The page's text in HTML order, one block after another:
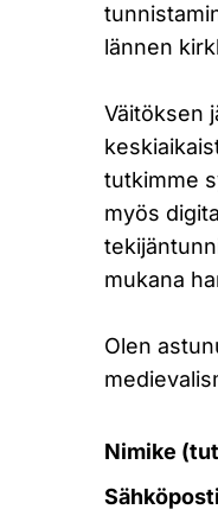
lännen
Väitöksen
tutkimme
myös
mukana
Olen
Nimike